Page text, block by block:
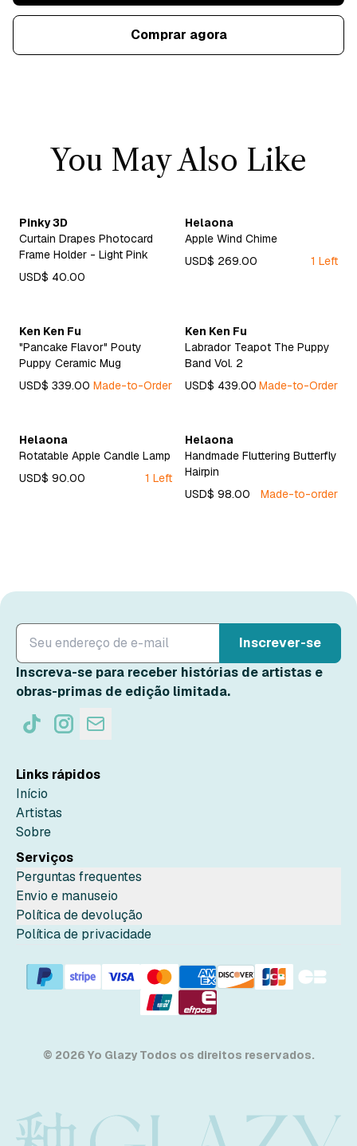
Comprar agora
You May Also Like
Pinky 3D
Curtain Drapes Photocard
Frame Holder - Light Pink
USD$ 40.00
Helaona
Apple Wind Chime
USD$ 269.00
1 Left
Ken Ken Fu
"Pancake Flavor" Pouty
Puppy Ceramic Mug
USD$ 339.00 Made-to-Order
Ken Ken Fu
Labrador Teapot The Puppy
Band Vol. 2
USD$ 439.00 Made-to-Order
Helaona
Rotatable Apple Candle Lamp
USD$ 90.00
1 Left
Helaona
Handmade Fluttering Butterfly
Hairpin
USD$ 98.00
Made-to-order
Inscrever-se
Inscreva-se para receber histórias de artistas e
obras-primas de edição limitada.
Links rápidos
Início
Artistas
Sobre
Serviços
Perguntas frequentes
Envio e manuseio
Política de devolução
Política de privacidade
© 2026 Yo Glazy Todos os direitos reservados.